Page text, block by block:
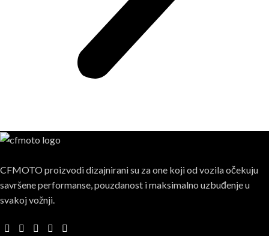
CFMOTO proizvodi dizajnirani su za one koji od vozila očekuju
savršene performanse, pouzdanost i maksimalno uzbuđenje u
svakoj vožnji.